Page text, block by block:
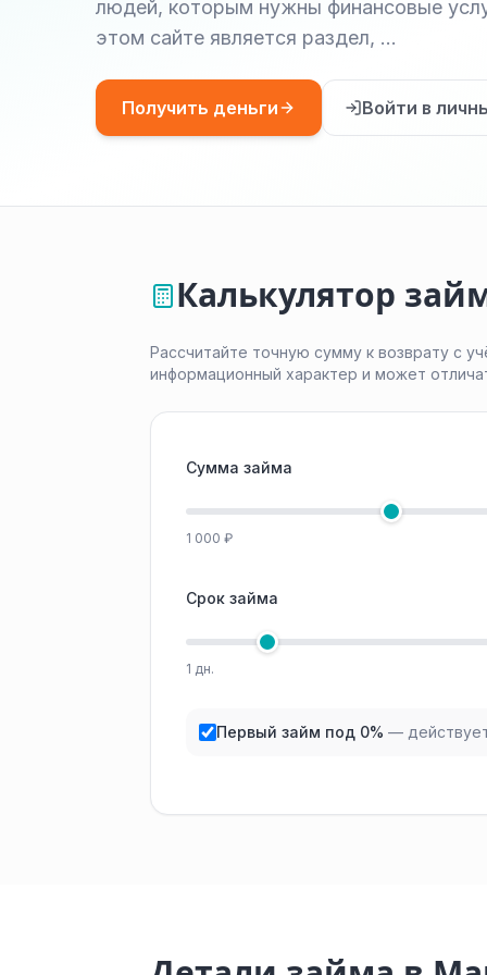
людей, которым нужны финансовые
этом сайте является раздел, …
Получить деньги Войти в
Калькулятор
Рассчитайте точную сумму к возврату с
информационный характер и может
Сумма займа
1 000 ₽
Срок займа
1 дн.
Первый займ под 0% —